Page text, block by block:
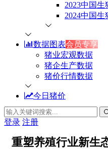
2023中国
2024中国
数据图表会员专享
猪业宏观数据
猪企生产数据
猪价行情数据
今日猪价
登录 注册
重塑养殖行业新生